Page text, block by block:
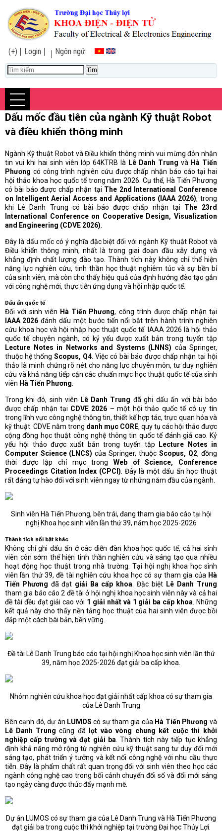
(+) Login Ngôn ngữ:
Dấu mốc đầu tiên của ngành Kỹ thuật Robot
và điều khiển thông minh
Ngành Kỹ thuật Robot và Điều khiển thông minh vui mừng đón nhận
tin vui khi hai sinh viên lớp 64KTRB là Lê Danh Trung và Hà Tiến
Phương có công trình nghiên cứu được chấp nhận báo cáo tại hai
hội thảo khoa học quốc tế trong năm 2026. Cụ thể, Hà Tiến Phương
có bài báo được chấp nhận tại The 2nd International Conference
on Intelligent Aerial Access and Applications (IAAA 2026), trong
khi Lê Danh Trung có bài báo được chấp nhận tại The 23rd
International Conference on Cooperative Design, Visualization
and Engineering (CDVE 2026).
Đây là dấu mốc có ý nghĩa đặc biệt đối với ngành Kỹ thuật Robot và
Điều khiển thông minh, nhất là trong giai đoạn đầu xây dựng và
khẳng định chất lượng đào tạo. Thành tích này không chỉ thể hiện
năng lực nghiên cứu, tinh thần học thuật nghiêm túc và sự bền bỉ
của sinh viên, mà còn cho thấy hiệu quả của định hướng đào tạo gắn
với công nghệ mới, thực tiễn ứng dụng và hội nhập quốc tế.
Dấu ấn quốc tế
Đối với sinh viên Hà Tiến Phương, công trình được chấp nhận tại
IAAA 2026 đánh dấu một bước tiến nổi bật trên hành trình nghiên
cứu khoa học và hội nhập học thuật quốc tế. IAAA 2026 là hội thảo
quốc tế chuyên ngành, có kỷ yếu được xuất bản trong tuyển tập
Lecture Notes in Networks and Systems (LNNS) của Springer,
thuộc hệ thống Scopus, Q4. Việc có bài báo được chấp nhận tại hội
thảo là minh chứng rõ nét cho năng lực chuyên môn, tư duy nghiên
cứu và khả năng tiếp cận các chuẩn mực học thuật quốc tế của sinh
viên Hà Tiến Phương.
Trong khi đó, sinh viên Lê Danh Trung đã ghi dấu ấn với bài báo
được chấp nhận tại CDVE 2026 – một hội thảo quốc tế có uy tín
trong lĩnh vực công nghệ thông tin, thiết kế hợp tác, trực quan hóa và
kỹ thuật. CDVE nằm trong danh mục CORE, quy tụ các hội thảo được
cộng đồng học thuật công nghệ thông tin quốc tế đánh giá cao. Kỷ
yếu hội thảo được xuất bản trong tuyển tập
Lecture Notes in
Computer Science (LNCS) của Springer, thuộc Scopus, Q2, đồng
thời được lập chỉ mục trong Web of Science, Conference
Proceedings Citation Index (CPCI). Đây là một dấu ấn học thuật
rất đáng tự hào đối với sinh viên ngay từ những năm đầu của ngành.
Sinh viên Hà Tiến Phương, bên trái, đang tham gia báo cáo tại hội
nghị Khoa học sinh viên lần thứ 39, năm học 2025-2026
Thành tích nổi bật khác
Không chỉ ghi dấu ấn ở các diễn đàn khoa học quốc tế, cả hai sinh
viên còn sớm thể hiện tinh thần nghiên cứu và sáng tạo qua nhiều
hoạt động học thuật trong nhà trường. Tại hội nghị khoa học sinh
viên lần thứ 39, đề tài nghiên cứu khoa học có sự tham gia của Hà
Tiến Phương đã đạt giải Ba cấp khoa. Đặc biệt Lê Danh Trung
tham gia báo cáo 2 đề tài ở hội nghị khoa học sinh viên này và cả hai
đề tài đều đạt giải cao với 1 giải nhất và 1 giải ba cấp khoa. Những
kết quả này cho thấy nền tảng học thuật của hai sinh viên được bồi
đắp một cách bài bản, bền vững.
Đề tài Lê Danh Trung báo cáo tại hội nghị Khoa học sinh viên lần thứ
39, năm học 2025-2026 đạt giải ba cấp khoa.
Nhóm nghiên cứu khoa học đạt giải nhất cấp khoa có sự tham gia
của Lê Danh Trung
Bên cạnh đó, dự án LUMOS có sự tham gia của Hà Tiến Phương và
Lê Danh Trung cũng đã
lọt vào vòng chung kết cuộc thi khởi
nghiệp cấp trường và đạt giải ba. Thành tích này tiếp tục khẳng
định khả năng mở rộng từ nghiên cứu kỹ thuật sang tư duy đổi mới
sáng tạo, phát triển ý tưởng và kết nối công nghệ với nhu cầu thực
tiễn. Đây là phẩm chất rất quan trọng đối với sinh viên theo học các
ngành công nghệ cao trong bối cảnh chuyển đổi số và đổi mới sáng
tạo ngày càng được thúc đẩy mạnh mẽ.
Dự án LUMOS có sự tham gia của Lê Danh Trung và Hà Tiến Phương
đạt giải ba trong cuộc thi khởi nghiệp tại trường Đại học Thủy Lợi.